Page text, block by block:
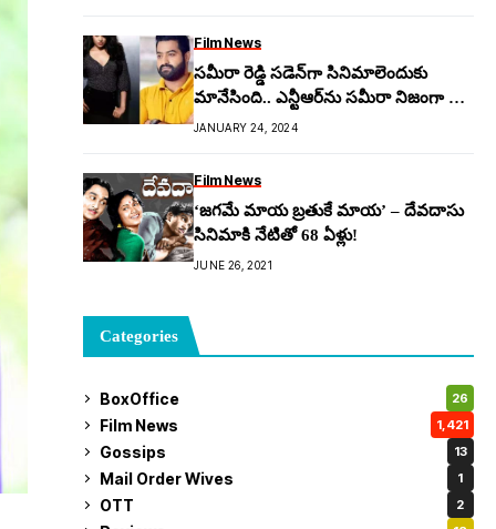
Film News
స‌మీరా రెడ్డి స‌డెన్‌గా సినిమాలెందుకు
మానేసింది.. ఎన్టీఆర్‌ను స‌మీరా నిజంగా పెళ్లి
చేసుకోవాల‌నుకుందా..?
JANUARY 24, 2024
Film News
‘జగమే మాయ బ్రతుకే మాయ’ – దేవదాసు
సినిమాకి నేటితో 68 ఏళ్లు!
JUNE 26, 2021
Categories
BoxOffice 26
Film News 1,421
Gossips 13
Mail Order Wives 1
OTT 2